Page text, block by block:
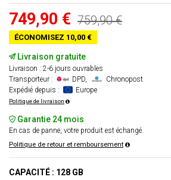
749,90 € 759,90 €
ÉCONOMISEZ 10,00 €
Livraison gratuite
Livraison : 2-6 jours ouvrables
Transporteur :
DPD,
Chronopost
Expédié depuis :
Europe
Politique de livraison
Garantie 24 mois
En cas de panne, votre produit est échangé.
Politique de retour et remboursement
CAPACITÉ : 128 GB